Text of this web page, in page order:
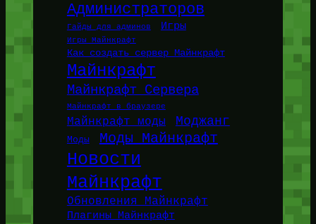
Администраторов
Гайды для админов Игры
Игры Майнкрафт
Как создать сервер Майнкрафт
Майнкрафт
Майнкрафт Сервера
Майнкрафт в браузере
Майнкрафт моды Моджанг
Моды Моды Майнкрафт
Новости
Майнкрафт
Обновления Майнкрафт
Плагины Майнкрафт